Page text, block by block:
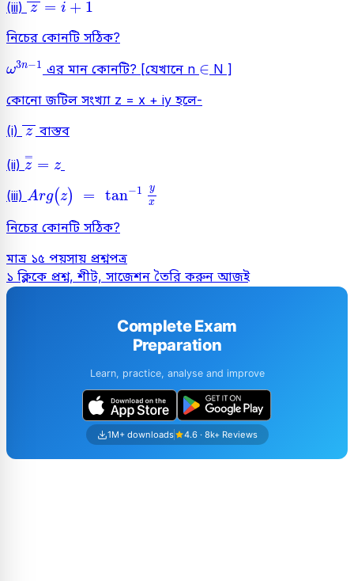
(iii) z = i + 1
নিচের কোনটি সঠিক?
ω3n−1
ω3n- এর মান কোনটি? [যেখানে n ∈
∈ N ]
কোনো জটিল সংখ্যা z = x + iy হলে-
(i) z
z বাস্তব
(ii) =
z = z
z
(iii) Arg(z) = tan−1
y
x
A (z ) tan x
নিচের কোনটি সঠিক?
মাত্র ১৫ পয়সায় প্রশ্নপত্র
১ ক্লিকে প্রশ্ন, শীট, সাজেশন তৈরি করুন আজই
Complete Exam
Preparation
Learn, practice, analyse and improve
1M+ downloads 4.6 · 8k+ Reviews